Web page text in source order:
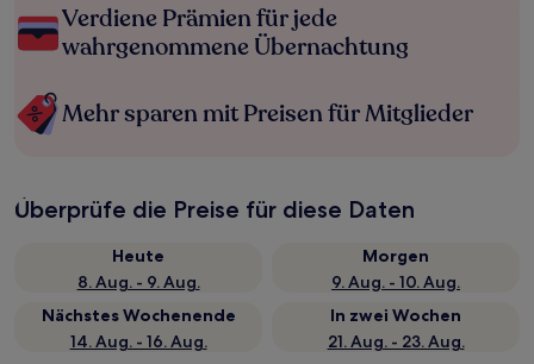
Verdiene Prämien für jede
wahrgenommene Übernachtung
Mehr sparen mit Preisen für Mitglieder
Überprüfe die Preise für diese Daten
Heute
8. Aug. - 9. Aug.
Morgen
9. Aug. - 10. Aug.
Nächstes Wochenende
14. Aug. - 16. Aug.
In zwei Wochen
21. Aug. - 23. Aug.